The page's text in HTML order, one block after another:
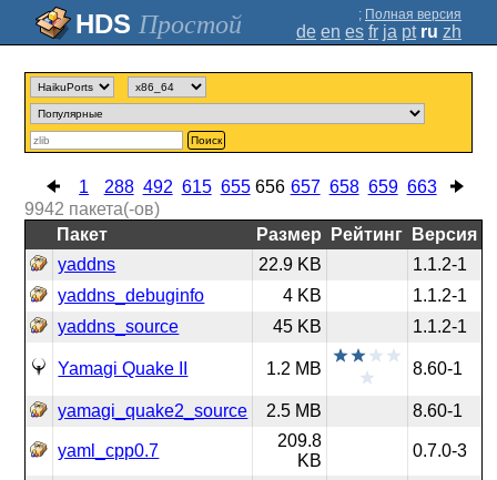
Простой ; Полная версия
de en es fr ja pt ru zh
Поиск
1 288 492 615 655 656 657 658 659 663
9942 пакета(-ов)
Пакет
Размер Рейтинг
Версия
yaddns
22.9 KB
1.1.2-1
yaddns_debuginfo
4 KB
1.1.2-1
yaddns_source
45 KB 1.1.2-1
Yamagi Quake II 1.2 MB 8.60-1
yamagi_quake2_source 2.5 MB 8.60-1
yaml_cpp0.7
209.8
KB
0.7.0-3